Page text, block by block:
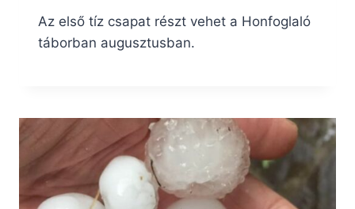
Az első tíz csapat részt vehet a Honfoglaló
táborban augusztusban.